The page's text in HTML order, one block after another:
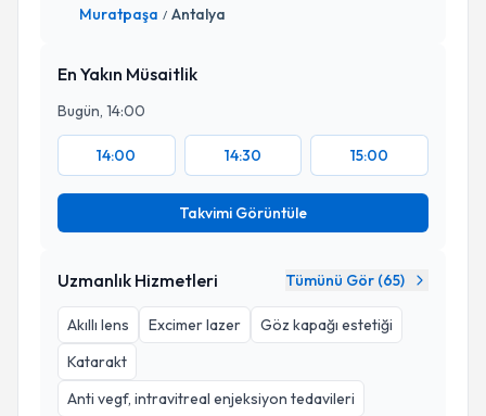
Muratpaşa / Antalya
En Yakın Müsaitlik
Bugün, 14:00
14:00 14:30 15:00
Takvimi Görüntüle
Uzmanlık Hizmetleri Tümünü Gör (65)
Akıllı lens Excimer lazer
Göz kapağı estetiği
Katarakt
Anti vegf, intravitreal enjeksiyon tedavileri